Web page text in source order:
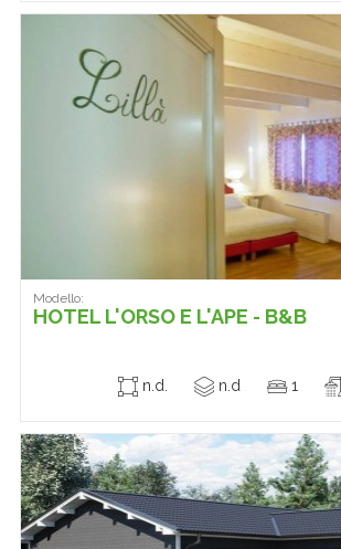
Modello:
HOTEL L'ORSO E L'APE - B&B
n.d. n.d 1